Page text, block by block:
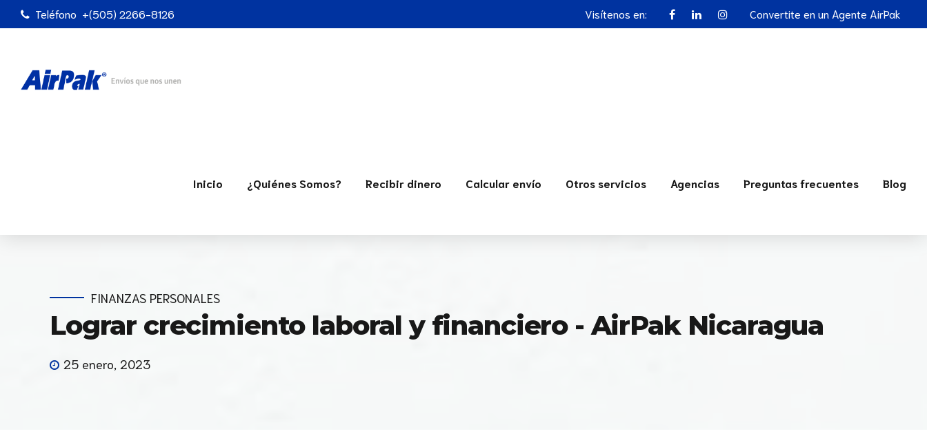
Teléfono +(505) 2266-8126 Visítenos en: Convertite en un Agente AirPak
Inicio ¿Quiénes Somos? Recibir dinero Calcular envío Otros servicios Agencias Preguntas frecuentes Blog
FINANZAS PERSONALES
Lograr crecimiento laboral y financiero - AirPak Nicaragua
25 enero, 2023